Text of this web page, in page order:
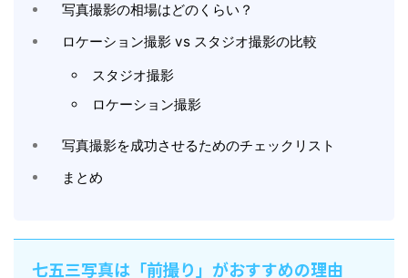
写真撮影の相場はどのくらい？
ロケーション撮影 vs スタジオ撮影の比較
スタジオ撮影
ロケーション撮影
写真撮影を成功させるためのチェックリスト
まとめ
七五三写真は「前撮り」がおすすめの理由